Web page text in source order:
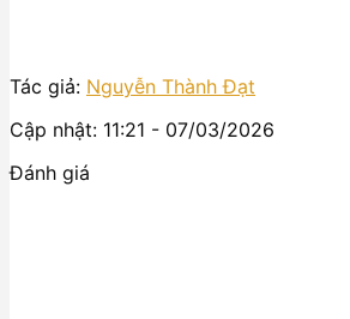
Tác giả: Nguyễn Thành Đạt
Cập nhật: 11:21 - 07/03/2026
Đánh giá